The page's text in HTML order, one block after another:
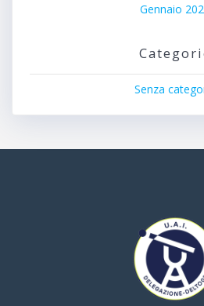
Gennaio
Senza